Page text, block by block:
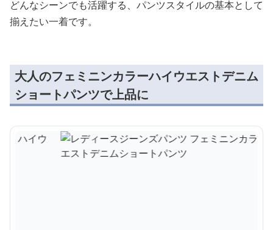
どんなシーンでも活躍する、パンツスタイルの基本として
揃えたい一着です。
大人のフェミニンカラーハイウエストデニム
ショートパンツで上品に